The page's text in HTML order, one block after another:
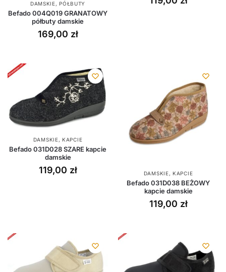
DAMSKIE,PÓŁBUTY
Befado 004Q019 GRANATOWY
półbuty damskie
169,00 zł
DAMSKIE,KAPCIE
Befado 031D028 SZARE kapcie
damskie
119,00 zł DAMSKIE,KAPCIE
Befado 031D038 BEŻOWY
kapcie damskie
119,00 zł